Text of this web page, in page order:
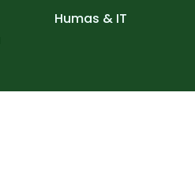
Humas & IT